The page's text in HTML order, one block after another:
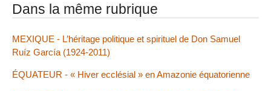
Dans la même rubrique
MEXIQUE - L’héritage politique et spirituel de Don Samuel
Ruíz García (1924-2011)
ÉQUATEUR - « Hiver ecclésial » en Amazonie équatorienne